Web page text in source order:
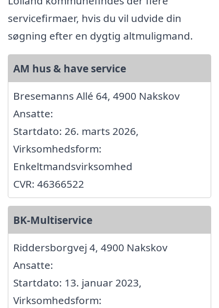
servicefirmaer, hvis du vil udvide din
søgning efter en dygtig altmuligmand.
AM hus & have service
Bresemanns Allé 64, 4900 Nakskov
Ansatte:
Startdato: 26. marts 2026,
Virksomhedsform:
Enkeltmandsvirksomhed
CVR: 46366522
BK-Multiservice
Riddersborgvej 4, 4900 Nakskov
Ansatte:
Startdato: 13. januar 2023,
Virksomhedsform: